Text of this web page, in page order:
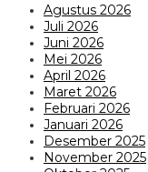
Agustus 2026
Juli 2026
Juni 2026
Mei 2026
April 2026
Maret 2026
Februari 2026
Januari 2026
Desember 2025
November 2025